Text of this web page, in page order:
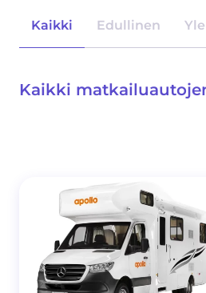
Kaikki Edullinen
Kaikki